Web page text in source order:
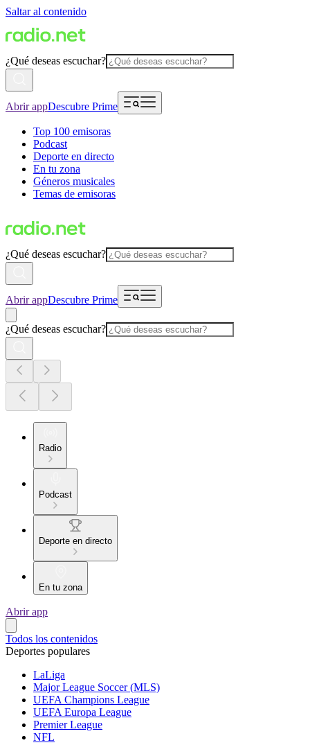
Saltar al contenido
¿Qué deseas escuchar?
Abrir appDescubre Prime
Top 100 emisoras
Podcast
Deporte en directo
En tu zona
Géneros musicales
Temas de emisoras
¿Qué deseas escuchar?
Abrir appDescubre Prime
¿Qué deseas escuchar?
Radio
Podcast
Deporte en directo
En tu zona
Abrir app
Todos los contenidos
Deportes populares
LaLiga
Major League Soccer (MLS)
UEFA Champions League
UEFA Europa League
Premier League
NFL